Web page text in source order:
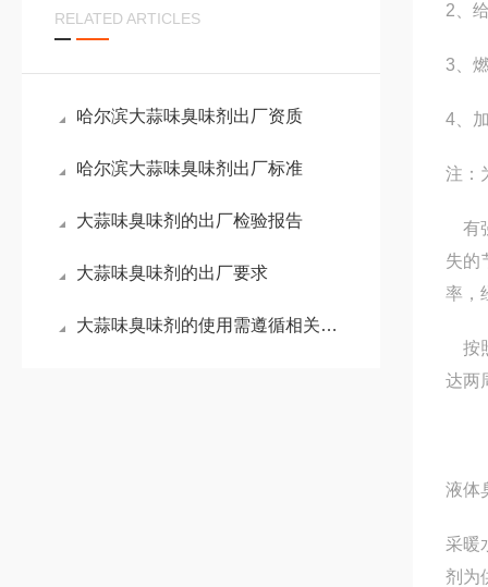
RELATED ARTICLES
哈尔滨大蒜味臭味剂出厂资质
哈尔滨大蒜味臭味剂出厂标准
大蒜味臭味剂的出厂检验报告
大蒜味臭味剂的出厂要求
大蒜味臭味剂的使用需遵循相关标准与规范
2、
3、
4、
注：
有
失的
率，
按
达两
液体
采暖
剂为